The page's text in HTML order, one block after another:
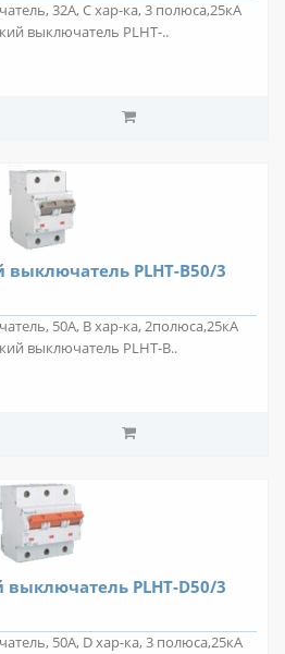
32А, С хар-ка, 3 полюса,25кА
выключатель PLHT-..
PLHT-B50/3
50А, В хар-ка, 2полюса,25кА
выключатель PLHT-B..
PLHT-D50/3
50А, D хар-ка, 3 полюса,25кА